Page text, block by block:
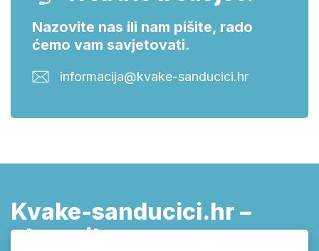
Nazovite nas ili nam pišite, rado
ćemo vam savjetovati.
informacija@kvake-sanducici.hr
Kvake-sanducici.hr –
otvarajte pravom